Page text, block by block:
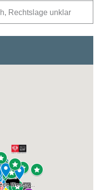
Rechtslage unklar